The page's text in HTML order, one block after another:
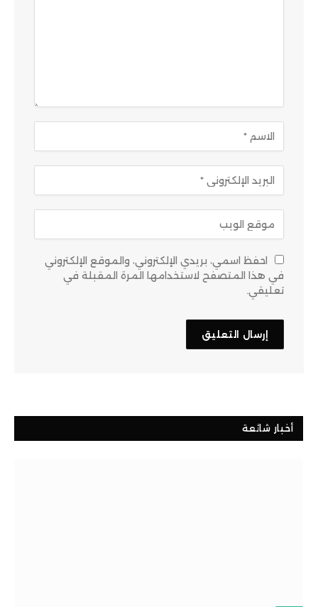
احفظ اسمي، بريدي الإلكتروني، والموقع الإلكتروني
في هذا المتصفح لاستخدامها المرة المقبلة في
تعليقي.
أخبار شائعة